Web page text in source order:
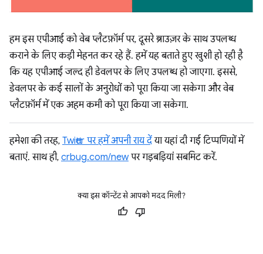
हम इस एपीआई को वेब प्लैटफ़ॉर्म पर, दूसरे ब्राउज़र के साथ उपलब्ध
कराने के लिए कड़ी मेहनत कर रहे हैं. हमें यह बताते हुए खुशी हो रही है
कि यह एपीआई जल्द ही डेवलपर के लिए उपलब्ध हो जाएगा. इससे,
डेवलपर के कई सालों के अनुरोधों को पूरा किया जा सकेगा और वेब
प्लैटफ़ॉर्म में एक अहम कमी को पूरा किया जा सकेगा.
हमेशा की तरह, Twitter पर हमें अपनी राय देंया यहां दी गई टिप्पणियों में
बताएं. साथ ही, crbug.com/newपर गड़बड़ियां सबमिट करें.
क्या इस कॉन्टेंट से आपको मदद मिली?